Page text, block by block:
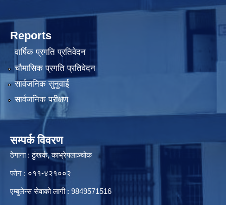
Reports
वार्षिक प्रगति प्रतिवेदन
चौमासिक प्रगति प्रतिवेदन
सार्वजनिक सुनुवाई
सार्वजनिक परीक्षण
सम्पर्क विवरण
ठेगाना : ढुंखर्क, काभ्रेपलाञ्चोक
फोन : ०११-४२१००२
एम्बुलेन्स सेवाको लागी : 9849571516